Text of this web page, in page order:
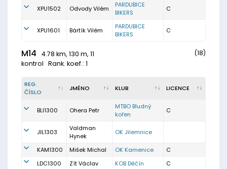
XPU1502 Odvody Vilém
PARDUBICE
BIKERS
C
XPU1601 Bártík Vilém
PARDUBICE
BIKERS
C
M14
4.78 km, 130 m, 11
kontrol Rank. koef.: 1
(18)
REG.
ČÍSLO
JMÉNO KLUB LICENCE
BLI1300 Ohera Petr
MTBO Bludný
kořen
C
JIL1303
Valdman
Hynek
OK Jilemnice
KAM1300 Mišek Michal OK Kamenice
C
LDC1300
Zít Václav KOB Děčín
C